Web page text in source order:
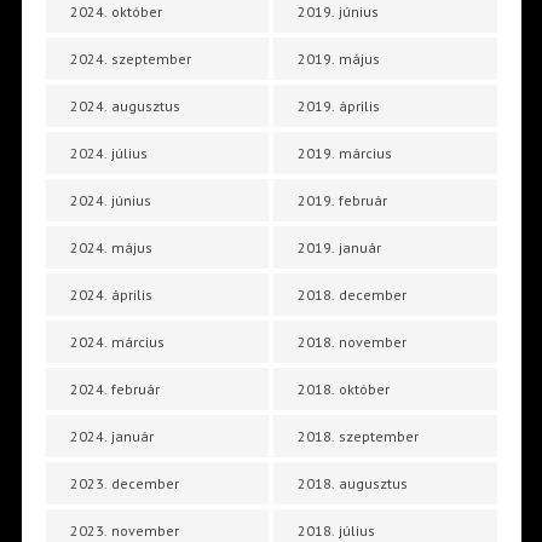
2024. október
2024. szeptember
2024. augusztus
2024. július
2024. június
2024. május
2024. április
2024. március
2024. február
2024. január
2023. december
2023. november
2019. június
2019. május
2019. április
2019. március
2019. február
2019. január
2018. december
2018. november
2018. október
2018. szeptember
2018. augusztus
2018. július